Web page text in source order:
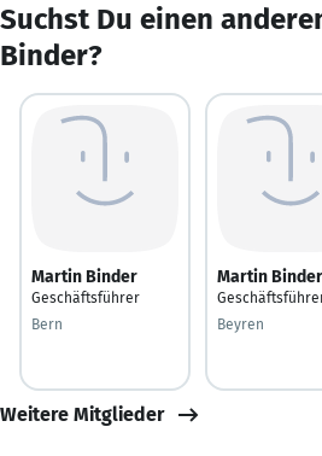
Suchst Du einen
Binder?
Martin Binder
Geschäftsführer
Bern
Martin Binder
Beyren
Weitere Mitglieder